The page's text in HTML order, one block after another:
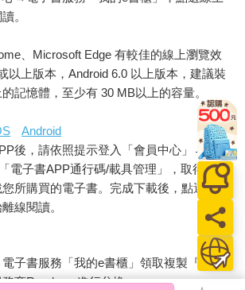
為經濟學之父丹尼爾・康納曼（Daniel
慢想》（Thinking, Fast and Slow）中所區
「慢速思考」模型，並將其對應至人際關係
，本書所說的「讀心」一詞，雖然用詞與威
Ickes）理論中可能指涉「同理心」或「理
本書中並不等同於共情或理解。請務必注
是指「憑感覺與猜測，武斷地判斷他人話語
，「體心」是指將人心放在關係的中心，以
有能夠體心，心與心才能真正相遇，才能夠
。 「人是有『心』的」 「人與人的心必須相
，才能更加深化關係」 這些，就是我希望透
傳遞的話，我們是有「心」的，也許你的心
心與心之間終究渴望相連，我們不只渴望身
擁抱。
。
、Microsoft Edge 有較佳的線上瀏覽效
以上版本，Android 6.0 以上版本，建議裝
記憶體，至少有 30 MB以上的容量。
Android
後，請依照提示登入「會員中心」→「我
電子書APP通行碼/載具管理」，取得通行
所購買的電子書。完成下載後，點選任一
線閱讀。
子書服務「我的e書櫃」領取複製『兌換
商Readmoo進行兌換。